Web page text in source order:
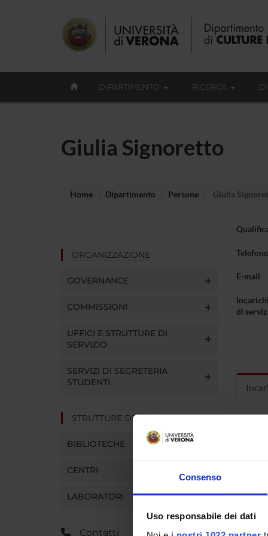
Consenso
Uso responsabile dei dati
DIPARTIMENTO RICERCA
Giulia Signoretto
Home Dipartimento Persone Giulia
ORGANIZZAZIONE
GOVERNANCE
COMMISSIONI
UFFICI E STRUTTURE DI
SERVIZIO
SERVIZI DI SEGRETERIA
STUDENTI
STRUTTURE DEL DIPARTIMENTO
BIBLIOTECHE
CENTRI
LABORATORI
Contatti
Telefono
E-mail
di
GIULIA
CARICA